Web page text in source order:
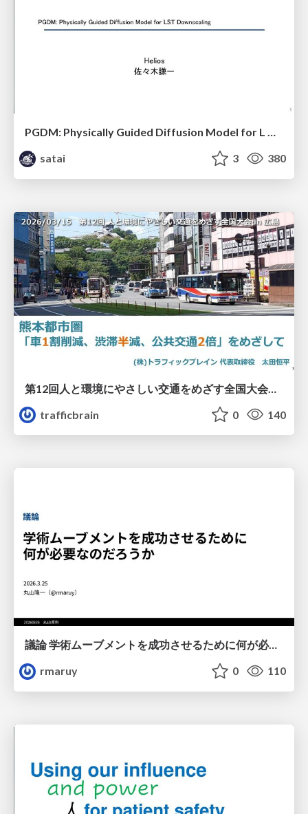
PGDM: Physically Guided Diffusion Model for L Downscaling
satai
3 380
trafficbrain
0 140
議論 学術ムーブメントを成功させるために何が必要なのだろうか
rmaruy
0 110